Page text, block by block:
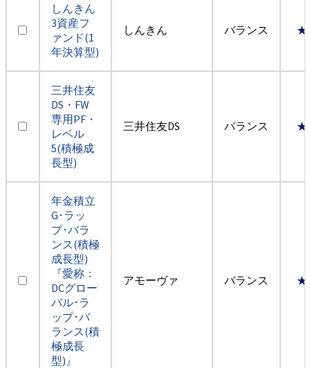
しんきん
3資産フ
ァンド(1
年決算型)
しんきん バランス
三井住友
DS・FW
専用PF・
レベル
5(積極成
長型)
三井住友DS バランス
年金積立
G･ラッ
プ･バラ
ンス(積極
成長型)
『愛称：
DCグロー
バル･ラ
ップ･バ
ランス(積
極成長
型)』
アモーヴァ バランス